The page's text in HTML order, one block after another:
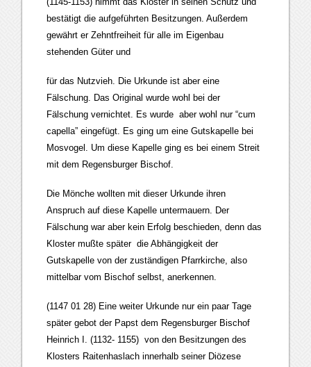
bestätigt die aufgeführten Besitzungen. Außerdem
gewährt er Zehntfreiheit für alle im Eigenbau
stehenden Güter und
für das Nutzvieh. Die Urkunde ist aber eine
Fälschung. Das Original wurde wohl bei der
Fälschung vernichtet. Es wurde aber wohl nur “cum
capella” eingefügt. Es ging um eine Gutskapelle bei
Mosvogel. Um diese Kapelle ging es bei einem Streit
mit dem Regensburger Bischof.
Die Mönche wollten mit dieser Urkunde ihren
Anspruch auf diese Kapelle untermauern. Der
Fälschung war aber kein Erfolg beschieden, denn das
Kloster mußte später die Abhängigkeit der
Gutskapelle von der zuständigen Pfarrkirche, also
mittelbar vom Bischof selbst, anerkennen.
(1147 01 28) Eine weiter Urkunde nur ein paar Tage
später gebot der Papst dem Regensburger Bischof
Heinrich I. (1132- 1155) von den Besitzungen des
Klosters Raitenhaslach innerhalb seiner Diözese